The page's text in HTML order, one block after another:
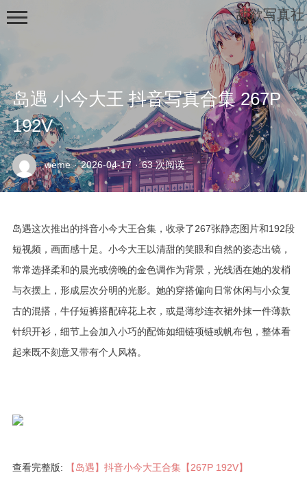
岛遇 小今大王 抖音写真合集 267P
192V
weme · 2026-04-17 · 63 次阅读
岛遇这次推出的抖音小今大王合集，收录了267张静态图片和192段
短视频，画面感十足。小今大王以清甜的笑眼和自然的姿态出镜，
常常选择柔和的晨光或傍晚的金色调作为背景，光线洒在她的发梢
与衣摆上，形成层次分明的光影。她的穿搭偏向日常休闲与小众复
古的混搭，牛仔短裤搭配碎花上衣，或是薄纱连衣裙外抹一件薄款
针织开衫，细节上会加入小巧的配饰如细链项链或帆布包，整体看
起来既不刻意又带有个人风格。
查看完整版: 【岛遇】抖音小今大王合集【267P 192V】
甜欲写真社
示
例
面